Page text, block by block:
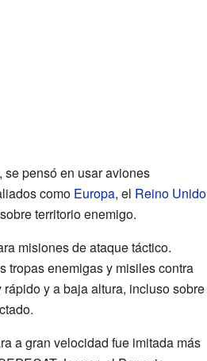
se pensó en usar aviones
como Europa, el Reino Unido
territorio enemigo.
misiones de ataque táctico.
tropas enemigas y misiles contra
y a baja altura, incluso sobre
a gran velocidad fue imitada más